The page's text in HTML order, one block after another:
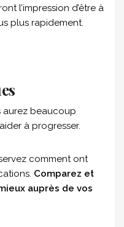
l’impression d’être à
plus rapidement.
aurez beaucoup
à progresser.
comment ont
Comparez et
auprès de vos